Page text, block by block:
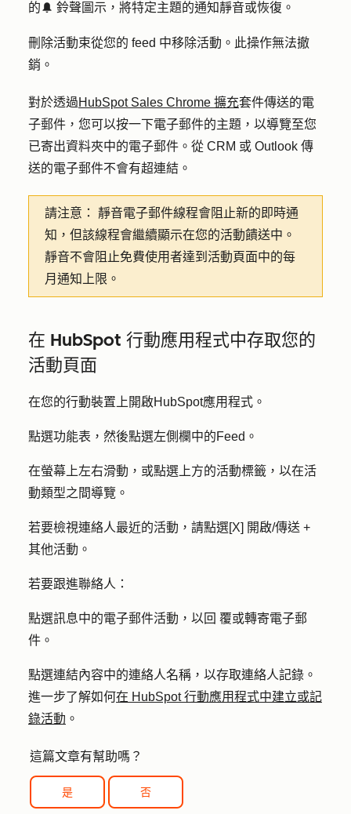
的notificationIcon 鈴聲 圖示，將特定主題的通知靜音或恢復。
刪除活動束從您的 feed 中移除活動。此操作無法撤
銷。
對於透過HubSpot Sales Chrome 擴充套件傳送的電
子郵件，您可以按一下電子郵件的主題，以導覽至您
已寄出資料夾中的電子郵件。從 CRM 或 Outlook 傳
送的電子郵件不會有超連結。
請注意： 靜音電子郵件線程會阻止新的即時通
知，但該線程會繼續顯示在您的活動饋送中。
靜音不會阻止免費使用者達到活動頁面中的每
月通知上限。
在 HubSpot 行動應用程式中存取您的
活動頁面
在您的行動裝置上開啟HubSpot應用程式。
點選功能表 ，然後點選左側欄中的Feed 。
在螢幕上左右滑動，或點選上方的活動標籤 ，以在活
動類型之間導覽。
若要檢視連絡人最近的活動，請點選[X] 開啟/傳送 +
其他活動 。
若要跟進聯絡人：
點選訊息中的電子郵件活動 ，以回 覆或轉寄電子郵
件。
點選連結內容中的連絡人名稱 ，以存取連絡人記錄。
進一步了解如何在 HubSpot 行動應用程式中建立或記
錄活動 。
這篇文章有幫助嗎？
是 否